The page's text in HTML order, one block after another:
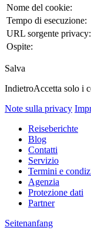
Nome del cookie:
Tempo di esecuzione:
URL sorgente privacy:
Ospite:
Salva
IndietroAccetta solo i
Note sulla privacy
Reiseberichte
Blog
Contatti
Servizio
Termini e
Agenzia
Protezione dati
Partner
Seitenanfang